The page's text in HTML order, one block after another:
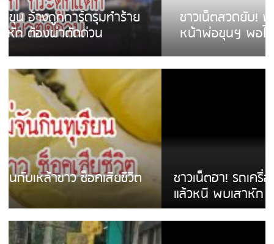
ชาวเน็ตสวดยับ! พบพม่าเร่ขายพวงมาลัย
หน้าพ่อขุนฯ พอไม่ซื้อเดินตาม
ชาวเน็ตฮา! รถเครื่องแม่สายชนป้ายร้านโลงศพ
แล้วหนี พบเสาหัก เบรคหัก หวิดได้ใช้บริการ